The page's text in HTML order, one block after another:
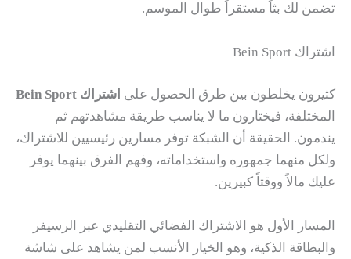
تضمن لك بثاً مستقراً طوال الموسم.
اشتراك Bein Sport
كثيرون يخلطون بين طرق الحصول على اشتراك Bein Sport
المختلفة، فيختارون ما لا يناسب طريقة مشاهدتهم ثم
يندمون. الحقيقة أن الشبكة توفر مسارين رئيسيين للاشتراك،
ولكل منهما جمهوره واستخداماته، وفهم الفرق بينهما يوفر
عليك مالاً ووقتاً كبيرين.
المسار الأول هو الاشتراك الفضائي التقليدي عبر الرسيفر
والبطاقة الذكية، وهو الخيار الأنسب لمن يشاهد على شاشة